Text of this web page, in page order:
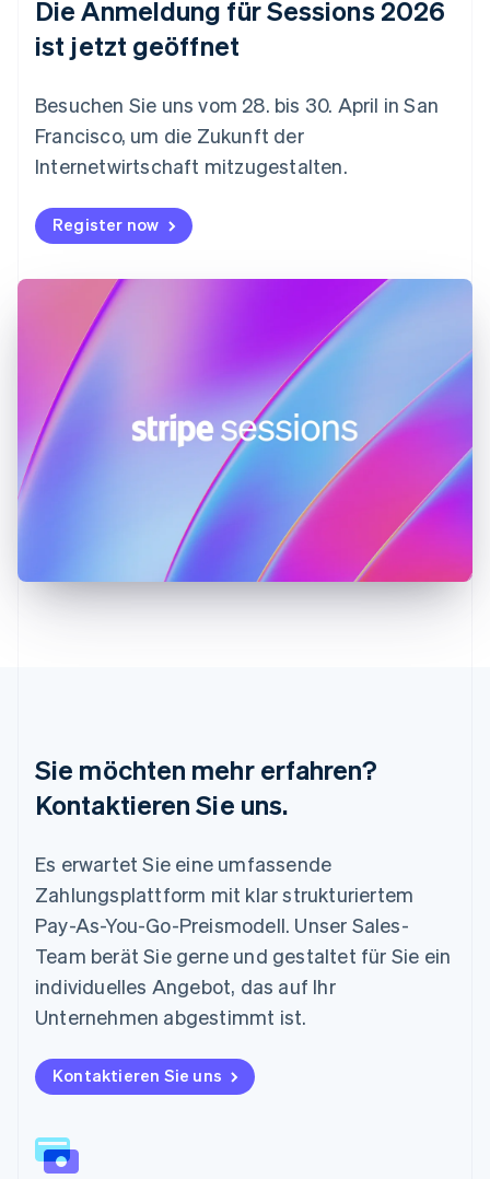
Die Anmeldung für Sessions 2026
ist jetzt geöffnet
Besuchen Sie uns vom 28. bis 30. April in San
Francisco, um die Zukunft der
Internetwirtschaft mitzugestalten.
Register now
Sie möchten mehr erfahren?
Kontaktieren Sie uns.
Es erwartet Sie eine umfassende
Zahlungsplattform mit klar strukturiertem
Pay-As-You-Go-Preismodell. Unser Sales-
Team berät Sie gerne und gestaltet für Sie ein
individuelles Angebot, das auf Ihr
Unternehmen abgestimmt ist.
Kontaktieren Sie uns
English
Festlandchina
简体中文 English
English Svenska
Frankreich
FrançaisEnglish
Gibraltar
Griechenland
English
English
Irland
English
Italien
Italiano
Japan
Liechtenstein
DeutschEnglish
English
Mexiko
EspañolEnglish
English
NederlandsEnglish
Norwegen
English
Österreich
Deutsch English
Polen
Portugal
PortuguêsEnglish
Rumänien
Schweden
Svenska